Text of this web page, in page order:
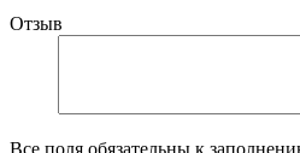
Отзыв
Все поля обязательны к